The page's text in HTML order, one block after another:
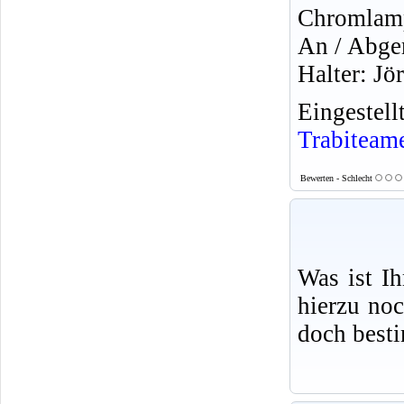
An /
Halter:
Bewerten - Schlecht
Was ist
hierzu
doch